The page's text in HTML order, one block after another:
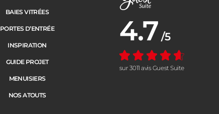
BAIES VITRÉES
PORTES D’ENTRÉE
INSPIRATION
GUIDE PROJET
MENUISIERS
NOS ATOUTS
Note moyenne :
4.7 /5
sur 3011 avis Guest Suite